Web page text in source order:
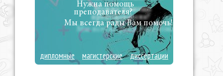
Нужна помощь
преподавателя?
Мы всегда рады Вам помочь!
дипломные магистерские диссертации